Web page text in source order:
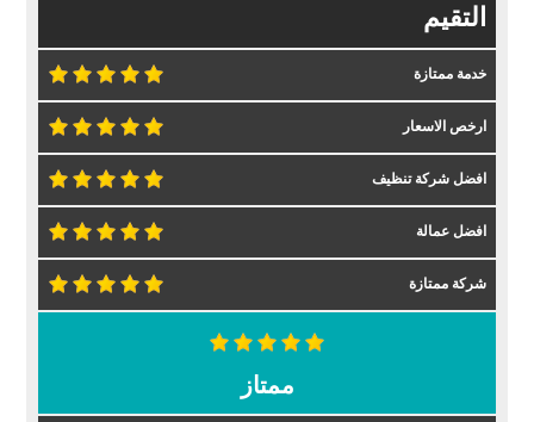
التقيم
خدمة ممتازة
ارخص الاسعار
افضل شركة تنظيف
افضل عمالة
شركة ممتازة
ممتاز